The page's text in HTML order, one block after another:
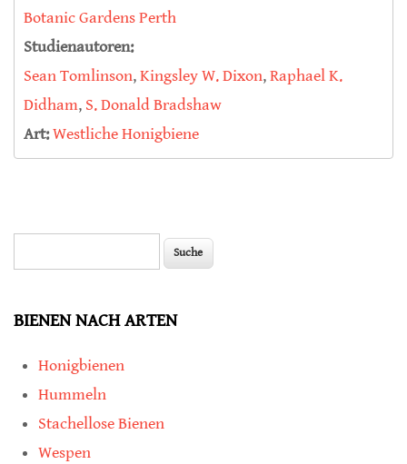
Botanic Gardens Perth
Studienautoren:
Sean Tomlinson,Kingsley W. Dixon,Raphael K.
Didham, S. Donald Bradshaw
Art:Westliche Honigbiene
BIENEN NACH ARTEN
Honigbienen
Hummeln
Stachellose Bienen
Wespen